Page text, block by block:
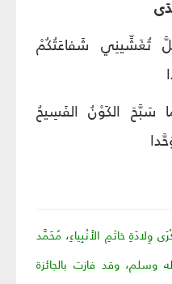
تُغَشِّينِي شَفاعَتُكُمْ
سَبَّحَ الكَوْنُ الفَسِيحُ
خاتَمِ الأَنْبِياءِ، مُحَمَّد
وسلم، وقد فازت بالجائزة